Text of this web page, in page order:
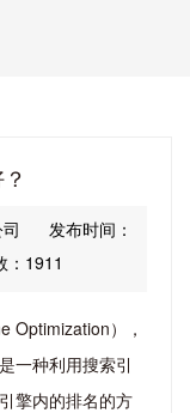
发布时间：
：1911
Optimization），
一种利用搜索引
擎内的排名的方